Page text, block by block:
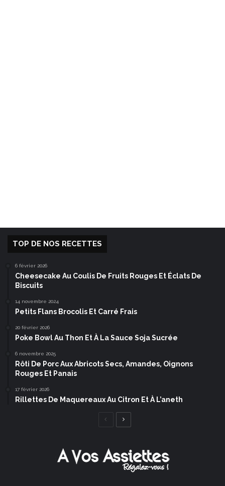
TOP DE NOS RECETTES
6 février 2026
Cheesecake Au Coulis De Fruits Rouges Et Éclats De
Biscuits
14 novembre 2024
Petits Flans Brocolis Et Carré Frais
20 février 2026
Poke Bowl Au Thon Et À La Sauce Soja Sucrée
6 novembre 2025
Rôti De Porc Aux Abricots Secs, Amandes, Oignons
Rouges Et Panais
17 février 2026
Rillettes De Maquereaux Au Citron Et À L’aneth
Page